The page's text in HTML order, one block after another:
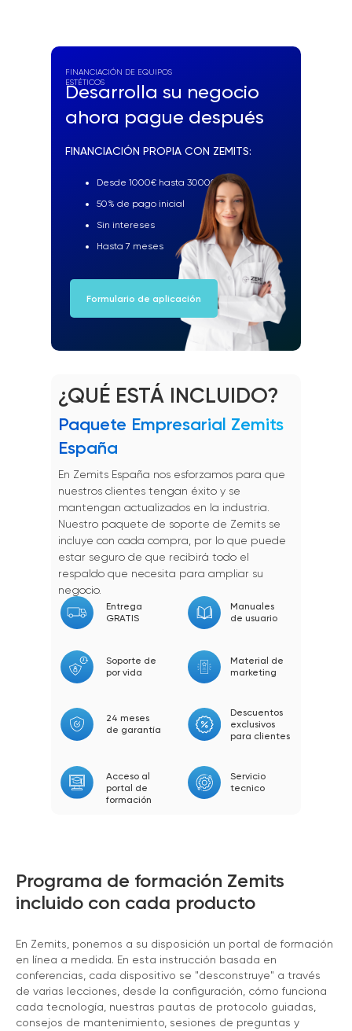
FINANCIACIÓN DE EQUIPOS
ESTÉTICOS
Desde 1000€ hasta 30000€
Desarrolla su negocio
ahora pague después
50% de pago inicial
Sin intereses
Hasta 7 meses
FINANCIACIÓN PROPIA CON ZEMITS:
Formulario de aplicación
En Zemits España nos esforzamos para que
nuestros clientes tengan éxito y se
mantengan actualizados en la industria.
Nuestro paquete de soporte de Zemits se
incluye con cada compra, por lo que puede
estar seguro de que recibirá todo el
respaldo que necesita para ampliar su
negocio.
Entrega
GRATIS
24 meses
de garantía
Manuales
de usuario
Descuentos
exclusivos
para clientes
Soporte de
por vida
Acceso al
portal de
formación
Material de
marketing
Servicio
tecnico
¿QUÉ ESTÁ INCLUIDO?
Paquete Empresarial Zemits
España
Programa de formación Zemits
incluido con cada producto
En Zemits, ponemos a su disposición un portal de formación
en línea a medida. En esta instrucción basada en
conferencias, cada dispositivo se "desconstruye" a través
de varias lecciones, desde la configuración, cómo funciona
cada tecnología, nuestras pautas de protocolo guiadas,
consejos de mantenimiento, sesiones de preguntas y